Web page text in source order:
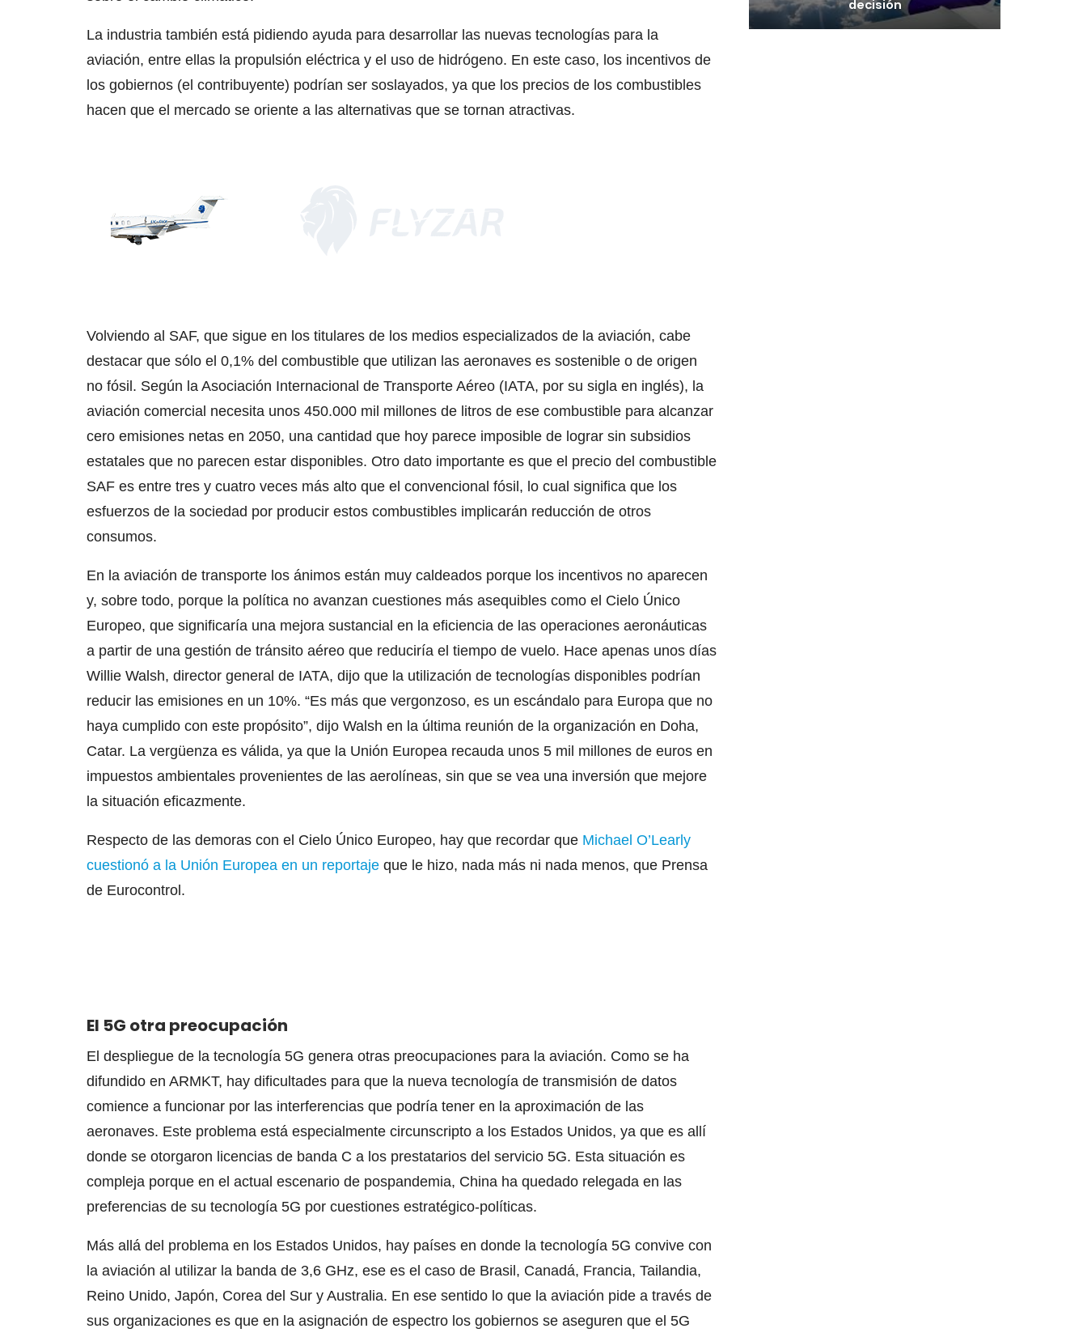
La industria también está pidiendo ayuda para desarrollar las nuevas tecnologías para la
aviación, entre ellas la propulsión eléctrica y el uso de hidrógeno. En este caso, los incentivos de
los gobiernos (el contribuyente) podrían ser soslayados, ya que los precios de los combustibles
hacen que el mercado se oriente a las alternativas que se tornan atractivas.
Volviendo al SAF, que sigue en los titulares de los medios especializados de la aviación, cabe
destacar que sólo el 0,1% del combustible que utilizan las aeronaves es sostenible o de origen
no fósil. Según la Asociación Internacional de Transporte Aéreo (IATA, por su sigla en inglés), la
aviación comercial necesita unos 450.000 mil millones de litros de ese combustible para alcanzar
cero emisiones netas en 2050, una cantidad que hoy parece imposible de lograr sin subsidios
estatales que no parecen estar disponibles. Otro dato importante es que el precio del combustible
SAF es entre tres y cuatro veces más alto que el convencional fósil, lo cual significa que los
esfuerzos de la sociedad por producir estos combustibles implicarán reducción de otros
consumos.
En la aviación de transporte los ánimos están muy caldeados porque los incentivos no aparecen
y, sobre todo, porque la política no avanzan cuestiones más asequibles como el Cielo Único
Europeo, que significaría una mejora sustancial en la eficiencia de las operaciones aeronáuticas
a partir de una gestión de tránsito aéreo que reduciría el tiempo de vuelo. Hace apenas unos días
Willie Walsh, director general de IATA, dijo que la utilización de tecnologías disponibles podrían
reducir las emisiones en un 10%. “Es más que vergonzoso, es un escándalo para Europa que no
haya cumplido con este propósito”, dijo Walsh en la última reunión de la organización en Doha,
Catar. La vergüenza es válida, ya que la Unión Europea recauda unos 5 mil millones de euros en
impuestos ambientales provenientes de las aerolíneas, sin que se vea una inversión que mejore
la situación eficazmente.
Respecto de las demoras con el Cielo Único Europeo, hay que recordar que Michael O’Learly
cuestionó a la Unión Europea en un reportaje que le hizo, nada más ni nada menos, que Prensa
de Eurocontrol.
El 5G otra preocupación
El despliegue de la tecnología 5G genera otras preocupaciones para la aviación. Como se ha
difundido en ARMKT, hay dificultades para que la nueva tecnología de transmisión de datos
comience a funcionar por las interferencias que podría tener en la aproximación de las
aeronaves. Este problema está especialmente circunscripto a los Estados Unidos, ya que es allí
donde se otorgaron licencias de banda C a los prestatarios del servicio 5G. Esta situación es
compleja porque en el actual escenario de pospandemia, China ha quedado relegada en las
preferencias de su tecnología 5G por cuestiones estratégico-políticas.
Más allá del problema en los Estados Unidos, hay países en donde la tecnología 5G convive con
la aviación al utilizar la banda de 3,6 GHz, ese es el caso de Brasil, Canadá, Francia, Tailandia,
Reino Unido, Japón, Corea del Sur y Australia. En ese sentido lo que la aviación pide a través de
sus organizaciones es que en la asignación de espectro los gobiernos se aseguren que el 5G
decisión